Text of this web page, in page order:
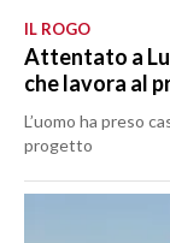
IL ROGO
Attentato a
che lavora al
L’uomo ha preso
progetto